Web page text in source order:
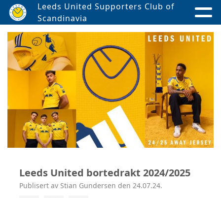
Leeds United Supporters Club of
Scandinavia
Leeds United bortedrakt 2024/2025
Publisert av Stian Gundersen den 24.07.24.